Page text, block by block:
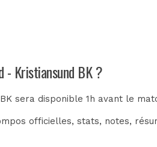
- Kristiansund BK ?
sera disponible 1h avant le
officielles, stats, notes,